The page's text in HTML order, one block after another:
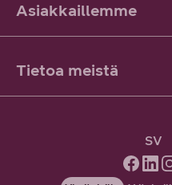
Asiakkaillemme
Tietoa meistä
SV